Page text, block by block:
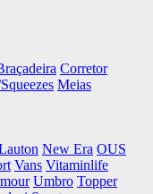
Corretor
Meias
New Era OUS
Vans Vitaminlife
Umbro Topper